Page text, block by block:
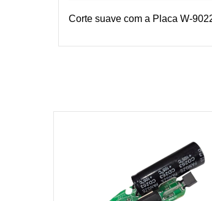
Corte suave com a Placa W-